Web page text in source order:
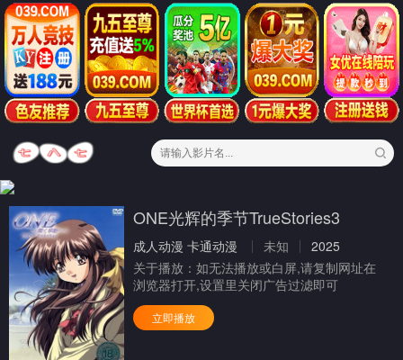
ONE光辉的季节TrueStories3
成人动漫 卡通动漫 未知
2025
关于播放： 如无法播放或白屏,请复制网址在
浏览器打开,设置里关闭广告过滤即可
立即播放